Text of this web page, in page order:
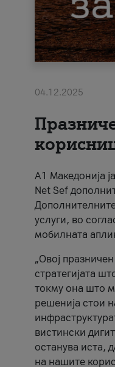
04.12.2025
А1 Македонија
Net Sef
услуги, во
мобилната
„Овој
стратегијата
токму она што
решенија стои
вистински
останува иста,
на нашите